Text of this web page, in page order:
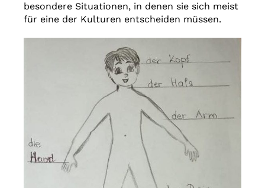
besondere Situationen, in denen sie sich meist
für eine der Kulturen entscheiden müssen.